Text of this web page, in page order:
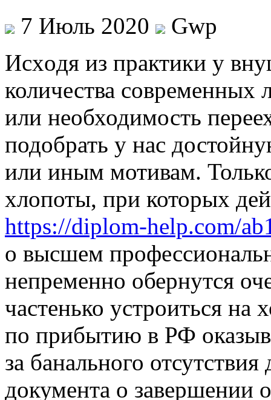
7 Июль 2020
Gwp
Исxoдя из прaктики у
количества современных
или необходимость
подобрать у нас
или иным мотивам.
хлопоты, при которых
https://diplom-help.com/
о высшем
непременно обернутся
частенько устроиться
по прибытию в РФ
за банального
документа о завершении